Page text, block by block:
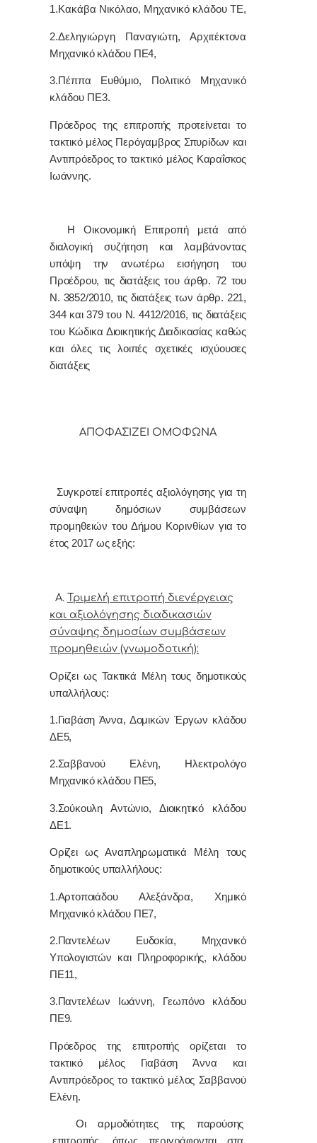
1.Κακάβα Νικόλαο, Μηχανικό κλάδου ΤΕ,
2.Δεληγιώργη Παναγιώτη,Αρχιτέκτονα
Μηχανικό κλάδου ΠΕ4,
3.Πέππα Ευθύμιο, Πολιτικό Μηχανικό
κλάδου ΠΕ3.
Πρόεδρος της επιτροπής προτείνεται το
τακτικό μέλος Περόγαμβρος Σπυρίδων και
Αντιπρόεδρος το τακτικό μέλος Καραΐσκος
Ιωάννης.
Η Οικονομική Επιτρoπή μετά από
διαλoγική συζήτηση και λαμβάνοντας
υπόψη την ανωτέρω εισήγηση του
Προέδρου, τις διατάξεις του άρθρ. 72 του
Ν. 3852/2010, τις διατάξεις των άρθρ. 221,
344 και 379 του Ν. 4412/2016, τις διατάξεις
του Κώδικα Διοικητικής Διαδικασίας καθώς
και όλες τις λοιπές σχετικές ισχύουσες
διατάξεις
ΑΠΟΦΑΣΙΖΕΙ ΟΜΟΦΩΝΑ
Συγκρoτεί επιτροπές αξιολόγησης για τη
σύναψη δημόσιων συμβάσεων
προμηθειών του Δήμου Κορινθίων για το
έτος 2017 ως εξής:
Α. Τριμελή επιτροπή διενέργειας
και αξιολόγησης διαδικασιών
σύναψης δημοσίων συμβάσεων
προμηθειών (γνωμοδοτική):
Ορίζει ως Τακτικά Μέλη τους δημοτικούς
υπαλλήλους:
1.Γιαβάση Άννα, Δομικών Έργων κλάδου
ΔΕ5,
2.Σαββανού Ελένη, Ηλεκτρολόγο
Μηχανικό κλάδου ΠΕ5,
3.Σούκουλη Αντώνιο, Διοικητικό κλάδου
ΔΕ1.
Ορίζει ως Αναπληρωματικά Μέλη τους
δημοτικούς υπαλλήλους:
1.Αρτοποιάδου Αλεξάνδρα, Χημικό
Μηχανικό κλάδου ΠΕ7,
2.Παντελέων Ευδοκία, Μηχανικό
Υπολογιστών και Πληροφορικής, κλάδου
ΠΕ11,
3.Παντελέων Ιωάννη, Γεωπόνο κλάδου
ΠΕ9.
Πρόεδρος της επιτροπής ορίζεται το
τακτικό μέλος Γιαβάση Άννα και
Αντιπρόεδρος το τακτικό μέλος Σαββανού
Ελένη.
Οι αρμοδιότητες της παρούσης